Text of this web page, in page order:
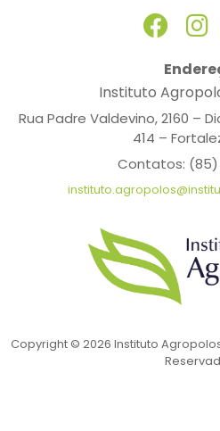
Instituto
Rua Padre Valdevino, 2160 –
414 –
Contatos: (85)
Copyright © 2026 Instituto